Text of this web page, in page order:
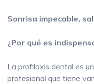
Sonrisa impecable,
¿Por qué es
La profilaxis dental es
profesional que tiene